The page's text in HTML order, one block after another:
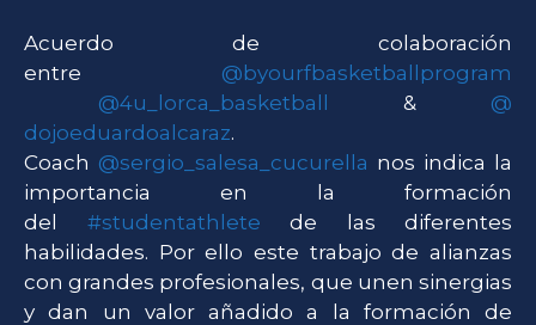
Acuerdo de colaboración
entre @byourfbasketballprogram
@4u_lorca_basketball
& @
dojoeduardoalcaraz.
Coach @sergio_salesa_cucurella nos indica la
importancia en la formación
del #studentathlete de las diferentes
habilidades. Por ello este trabajo de alianzas
con grandes profesionales, que unen sinergias
y dan un valor añadido a la formación de